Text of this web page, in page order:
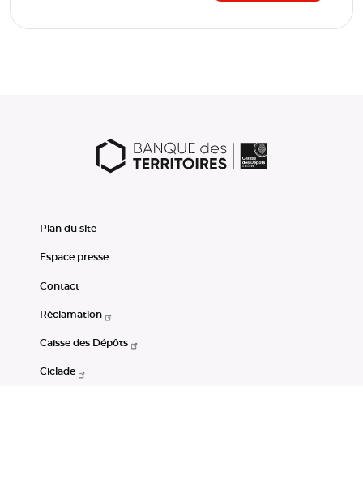
Plan du site
Espace presse
Contact
Réclamation
Caisse des Dépôts
Ciclade